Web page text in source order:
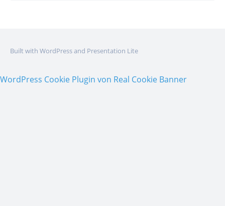
Built with WordPress and Presentation Lite
WordPress Cookie Plugin von Real Cookie Banner